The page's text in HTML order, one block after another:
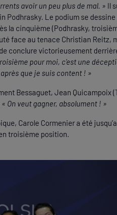
avoir un peu plus de mal. » Il
Podhrasky. Le podium se
la cinquième (Podhrasky,
face au tenace Christian Reitz,
conclure victorieusement
pour moi, c’est une
que je suis content ! »
Bessaguet, Jean Quicampoix
« On veut gagner, absolument ! »
Carole Cormenier a été
troisième position.